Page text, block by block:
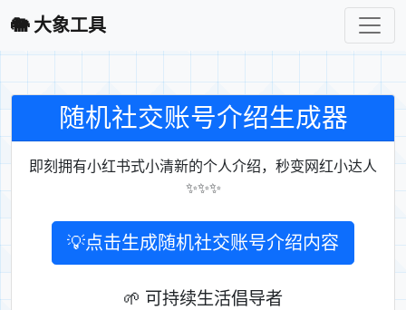
🐘 大象工具
随机社交账号介绍生成器
即刻拥有小红书式小清新的个人介绍，秒变网红小达人
✨✨✨
💡点击生成随机社交账号介绍内容
🌱 可持续生活倡导者